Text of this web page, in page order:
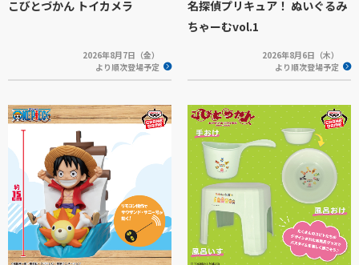
こびとづかん トイカメラ
2026年8月7日（金）
より順次登場予定
名探偵プリキュア！ ぬいぐるみ
ちゃーむvol.1
2026年8月6日（木）
より順次登場予定